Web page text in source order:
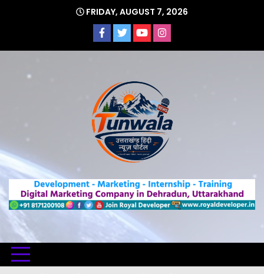
FRIDAY, AUGUST 7, 2026
Uttarakhand Hindi News Portal